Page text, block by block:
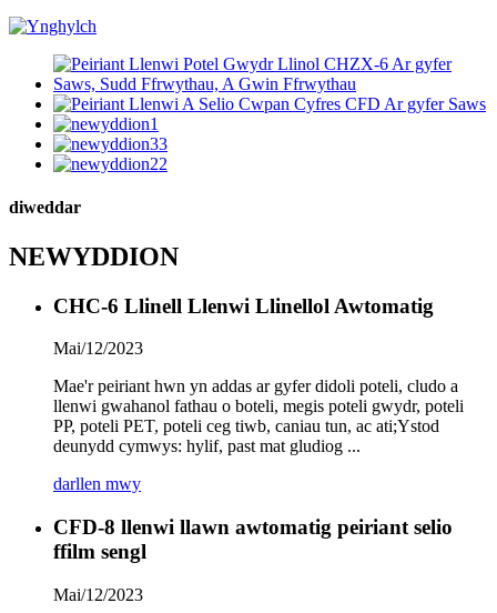
diweddar
NEWYDDION
CHC-6 Llinell Llenwi Llinellol Awtomatig
Mai/12/2023
Mae'r peiriant hwn yn addas ar gyfer didoli poteli, cludo a
llenwi gwahanol fathau o boteli, megis poteli gwydr, poteli
PP, poteli PET, poteli ceg tiwb, caniau tun, ac ati;Ystod
deunydd cymwys: hylif, past mat gludiog ...
darllen mwy
CFD-8 llenwi llawn awtomatig peiriant selio
ffilm sengl
Mai/12/2023